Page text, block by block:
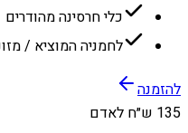
כלי חרסינה מהודרים
לחמניה המוציא /
להזמנה
135 ש״ח לאדם